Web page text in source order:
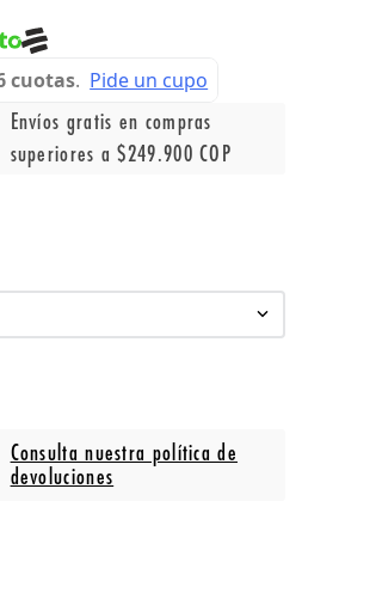
Envíos gratis en compras
superiores a $249.900 COP
Consulta nuestra política de
devoluciones